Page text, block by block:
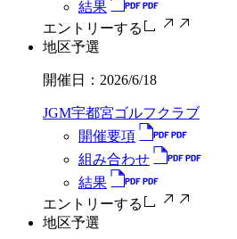
結果
エントリーする
地区予選
開催日： 2026/6/18
JGM宇都宮ゴルフクラブ
開催要項
組み合わせ
結果
エントリーする
地区予選